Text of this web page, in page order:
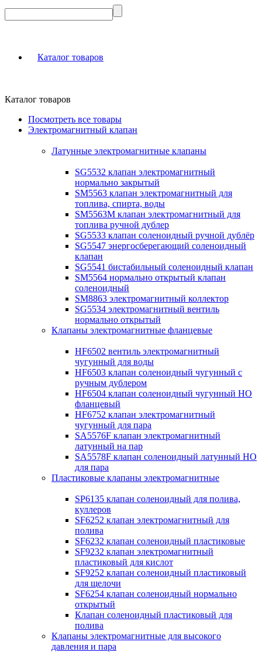
Каталог товаров
Каталог товаров
Посмотреть все товары
Электромагнитный клапан
Латунные электромагнитные клапаны
SG5532 клапан электромагнитный
нормально закрытый
SM5563 клапан электромагнитный для
топлива, спирта, воды
SM5563M клапан электромагнитный для
топлива ручной дублер
SG5533 клапан соленоидный ручной дублёр
SG5547 энергосберегающий соленоидный
клапан
SG5541 бистабильный соленоидный клапан
SM5564 нормально открытый клапан
соленоидный
SM8863 электромагнитный коллектор
SG5534 электромагнитный вентиль
нормально открытый
Клапаны электромагнитные фланцевые
HF6502 вентиль электромагнитный
чугунный для воды
HF6503 клапан соленоидный чугунный с
ручным дублером
HF6504 клапан соленоидный чугунный НО
фланцевый
HF6752 клапан электромагнитный
чугунный для пара
SA5576F клапан электромагнитный
латунный на пар
SA5578F клапан соленоидный латунный НО
для пара
Пластиковые клапаны электромагнитные
SP6135 клапан соленоидный для полива,
куллеров
SF6252 клапан электромагнитный для
полива
SF6232 клапан соленоидный пластиковые
SF9232 клапан электромагнитный
пластиковый для кислот
SF9252 клапан соленоидный пластиковый
для щелочи
SF6254 клапан соленоидный нормально
открытый
Клапан соленоидный пластиковый для
полива
Клапаны электромагнитные для высокого
давления и пара